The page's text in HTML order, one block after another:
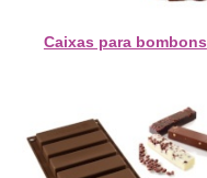
Caixas para bombons